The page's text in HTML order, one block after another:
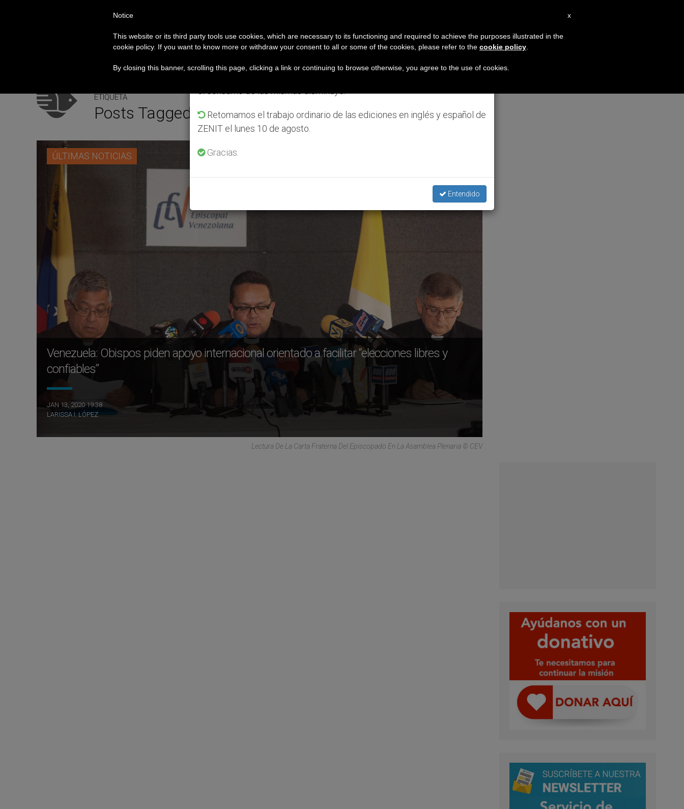
ETIQUETA
Posts Tagged ‘apoyo Internacional’
ÚLTIMAS NOTICIAS
Venezuela: Obispos piden apoyo internacional orientado a facilitar “elecciones libres y
confiables”
JAN 13, 2020 19:38
LARISSA I. LÓPEZ
Lectura De La Carta Fraterna Del Episcopado En La Asamblea Plenaria © CEV
Aviso importante
Del 27 de julio al 7 de agosto haremos la pausa anual, aprovechando
Retomamos el trabajo ordinario de las ediciones en inglés y español de
ZENIT el lunes 10 de agosto.
Gracias.
Entendido
x
Notice
This website or its third party tools use cookies, which are necessary to its functioning and required to achieve the purposes illustrated in the
cookie policy. If you want to know more or withdraw your consent to all or some of the cookies, please refer to the cookie policy
By closing this banner, scrolling this page, clicking a link or continuing to browse otherwise, you agree to the use of cookies.